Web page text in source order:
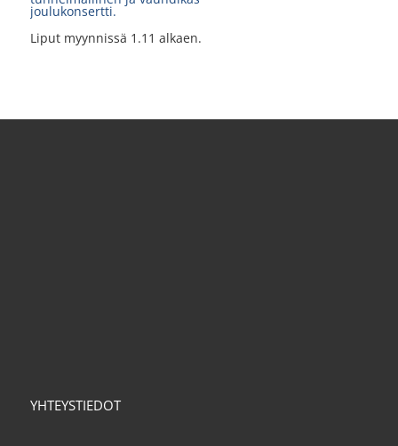
joulukonsertti.
Liput myynnissä 1.11 alkaen.
YHTEYSTIEDOT